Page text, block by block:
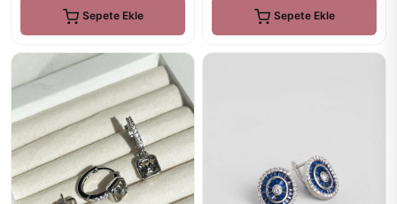
Sepete Ekle Sepete Ekle